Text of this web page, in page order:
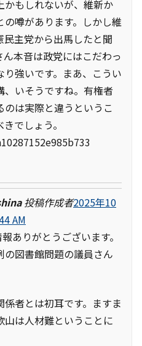
かもしれないが、維新か
の噂があります。しかし維
主党から出馬したと聞
本音は政党にはこだわっ
強いです。まあ、こうい
、いそうですね。有権者
は実際と違うというこ
でしょう。
投稿作成者2025年10
AM
ありがとうございます。
の図書館問題の議員さん
係者とは初耳です。ますま
山は人材難ということに